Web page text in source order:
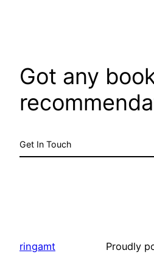
Got any
Get In Touch
ringamt Proudly